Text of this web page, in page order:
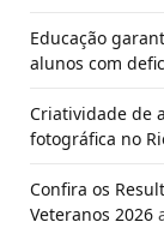
Educação
alunos com
Criatividade de
fotográfica no
Confira os
Veteranos 2026